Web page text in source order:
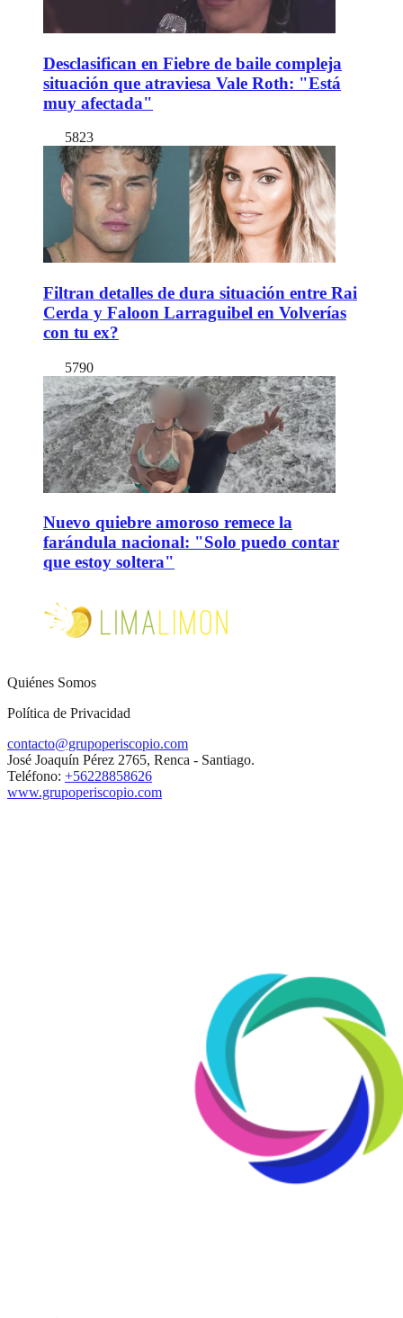
Desclasifican en Fiebre de baile compleja
situación que atraviesa Vale Roth: "Está
muy afectada"
5823
Filtran detalles de dura situación entre Rai
Cerda y Faloon Larraguibel en Volverías
con tu ex?
5790
Nuevo quiebre amoroso remece la
farándula nacional: "Solo puedo contar
que estoy soltera"
Quiénes Somos
Política de Privacidad
contacto@grupoperiscopio.com
José Joaquín Pérez 2765, Renca - Santiago.
Teléfono: +56228858626
www.grupoperiscopio.com